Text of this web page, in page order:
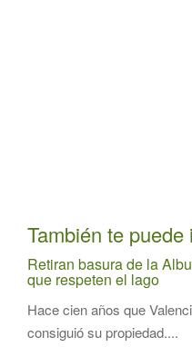
También te puede
Retiran basura de la
que respeten el lago
Hace cien años que
consiguió su propiedad....